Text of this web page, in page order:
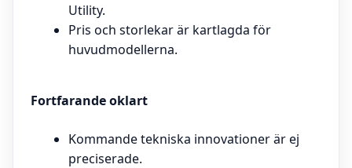
Utility.
Pris och storlekar är kartlagda för
huvudmodellerna.
Fortfarande oklart
Kommande tekniska innovationer är ej
preciserade.